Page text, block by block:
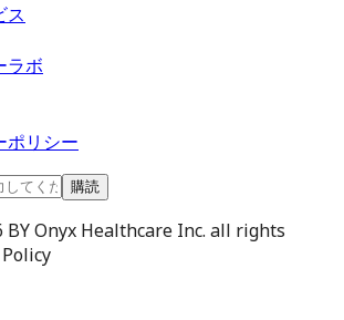
ス
ラボ
ポリシー
購読
Onyx Healthcare Inc. all rights